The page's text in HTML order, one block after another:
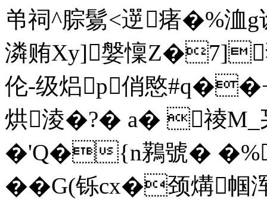
弚祠^腙鬄<遻瘏�%
潾贿Xy]媻懍Z�7]
伦-级焒p俏愍#q��+
烘淩�?� a� 祾M_
�'Q�{n鶜號�
�� G(铄cx�颈煹帼浑